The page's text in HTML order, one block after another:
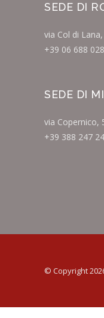
SEDE DI
via Col di
+39 06 688
SEDE DI
via Copernico,
+39 388 247
© Copyright